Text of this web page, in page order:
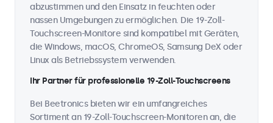
abzustimmen und den Einsatz in feuchten oder
nassen Umgebungen zu ermöglichen. Die 19-Zoll-
Touchscreen-Monitore sind kompatibel mit Geräten,
die Windows, macOS, ChromeOS, Samsung DeX oder
Linux als Betriebssystem verwenden.
Ihr Partner für professionelle 19-Zoll-Touchscreens
Bei Beetronics bieten wir ein umfangreiches
Sortiment an 19-Zoll-Touchscreen-Monitoren an, die